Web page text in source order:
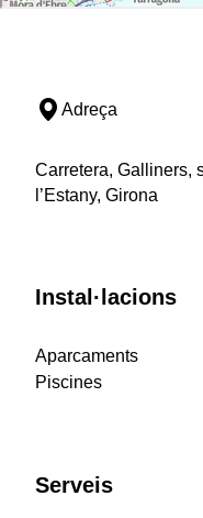
Adreça
Carretera, Galliners,
l’Estany, Girona
Instal·lacions
Aparcaments
Piscines
Serveis